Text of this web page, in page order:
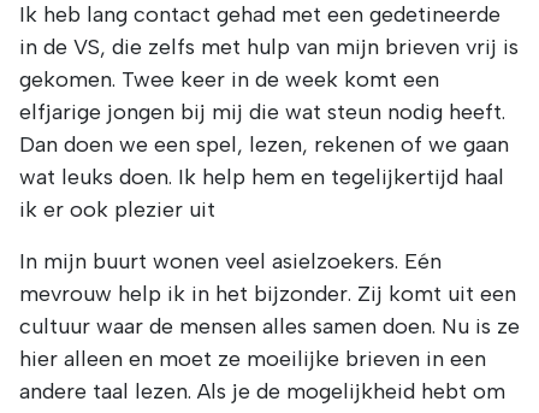
Ik heb lang contact gehad met een gedetineerde
in de VS, die zelfs met hulp van mijn brieven vrij is
gekomen. Twee keer in de week komt een
elfjarige jongen bij mij die wat steun nodig heeft.
Dan doen we een spel, lezen, rekenen of we gaan
wat leuks doen. Ik help hem en tegelijkertijd haal
ik er ook plezier uit
In mijn buurt wonen veel asielzoekers. Eén
mevrouw help ik in het bijzonder. Zij komt uit een
cultuur waar de mensen alles samen doen. Nu is ze
hier alleen en moet ze moeilijke brieven in een
andere taal lezen. Als je de mogelijkheid hebt om